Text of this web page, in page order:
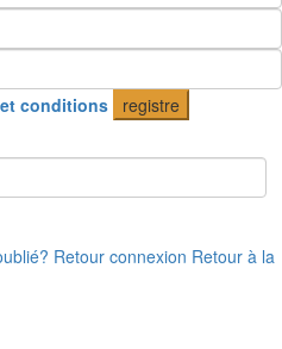
conditions
registre
Retour connexion Retour à la